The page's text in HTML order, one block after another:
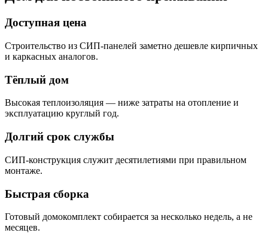
Доступная цена
Строительство из СИП-панелей заметно дешевле кирпичных
и каркасных аналогов.
Тёплый дом
Высокая теплоизоляция — ниже затраты на отопление и
эксплуатацию круглый год.
Долгий срок службы
СИП-конструкция служит десятилетиями при правильном
монтаже.
Быстрая сборка
Готовый домокомплект собирается за несколько недель, а не
месяцев.